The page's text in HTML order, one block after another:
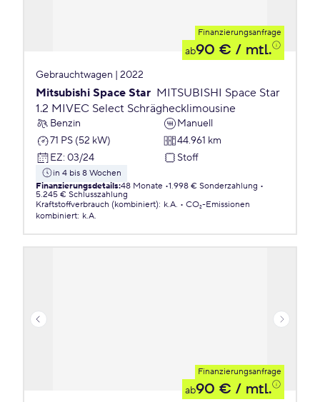
Finanzierungsanfrage
ab90 € / mtl.
Gebrauchtwagen | 2022
Mitsubishi Space Star MITSUBISHI Space Star
1.2 MIVEC Select Schräghecklimousine
Benzin
Manuell
71 PS (52 kW)
44.961 km
EZ: 03/24 Stoff
in 4 bis 8 Wochen
Finanzierungsdetails:48 Monate 1.998 € Sonderzahlung
5.245 € Schlusszahlung
Kraftstoffverbrauch (kombiniert): k.A.
CO₂-Emissionen
kombiniert: k.A.
Finanzierungsanfrage
ab90 € / mtl.